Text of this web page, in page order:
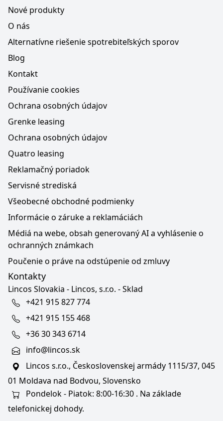
Nové produkty
O nás
Alternatívne riešenie spotrebiteľských sporov
Blog
Kontakt
Používanie cookies
Ochrana osobných údajov
Grenke leasing
Ochrana osobných údajov
Quatro leasing
Reklamačný poriadok
Servisné strediská
Všeobecné obchodné podmienky
Informácie o záruke a reklamáciách
Médiá na webe, obsah generovaný AI a vyhlásenie o
ochranných známkach
Poučenie o práve na odstúpenie od zmluvy
Kontakty
Lincos Slovakia - Lincos, s.r.o. - Sklad
+421 915 827 774
+421 915 155 468
+36 30 343 6714
info@lincos.sk
Lincos s.r.o., Československej armády 1115/37, 045
01 Moldava nad Bodvou, Slovensko
Pondelok - Piatok: 8:00-16:30 . Na základe
telefonickej dohody.